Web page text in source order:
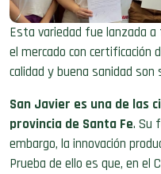
Esta variedad fue lanzada
el mercado con certificación
calidad y buena sanidad
San Javier es una de las
provincia de Santa Fe. Su
embargo, la innovación
Prueba de ello es que, en el